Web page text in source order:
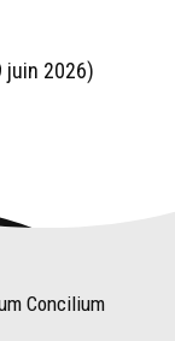
juin 2026)
Concilium